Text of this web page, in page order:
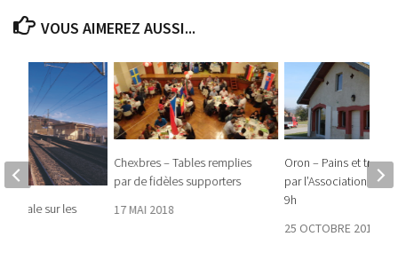
VOUS AIMEREZ AUSSI...
Chexbres – Tables remplies
par de fidèles supporters
17 MAI 2018
Oron – Pains et
par l’Association
9h
25 OCTOBRE 2018
sur les